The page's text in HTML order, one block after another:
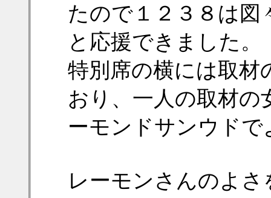
たので１２３８は図
と応援できました。
特別席の横には取材
おり、一人の取材
ーモンドサンウド
レーモンさんのよ